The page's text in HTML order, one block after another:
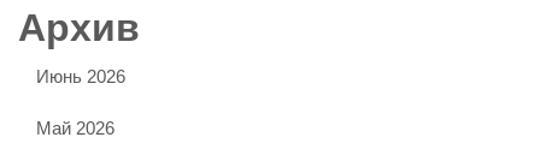
Архив
Июнь 2026
Май 2026